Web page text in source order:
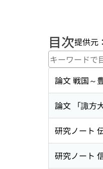
目次提供元
論文 戦国～
論文 「諏方
研究ノート
研究ノート